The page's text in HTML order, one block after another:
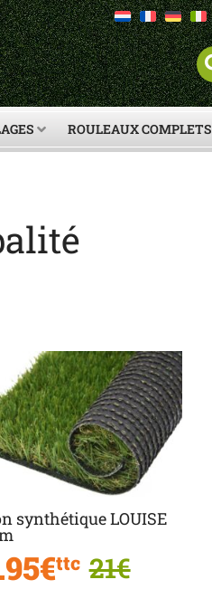
ROULEAUX COMPLETS
synthétique LOUISE
ttc 21€